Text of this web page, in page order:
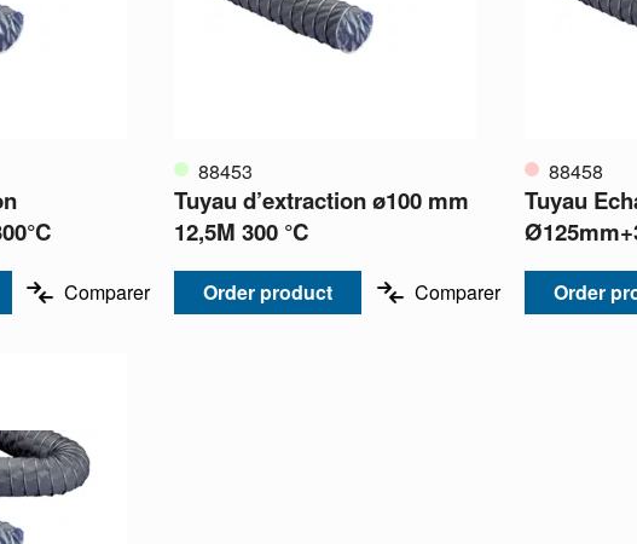
Comparer
88453
Tuyau d’extraction ø100 mm
12,5M 300 °C
Order product Comparer
88458
Tuyau
Order